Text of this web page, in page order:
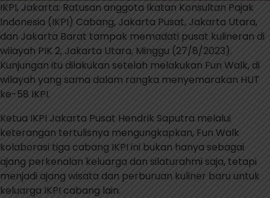
IKPI, Jakarta: Ratusan anggota Ikatan Konsultan Pajak
Indonesia (IKPI) Cabang, Jakarta Pusat, Jakarta Utara,
dan Jakarta Barat tampak memadati pusat kulineran di
wilayah PIK 2, Jakarta Utara, Minggu (27/8/2023).
Kunjungan itu dilakukan setelah melakukan Fun Walk, di
wilayah yang sama dalam rangka menyemarakan HUT
ke-58 IKPI.
Ketua IKPI Jakarta Pusat Hendrik Saputra melalui
keterangan tertulisnya mengungkapkan, Fun Walk
kolaborasi tiga cabang IKPI ini bukan hanya sebagai
ajang perkenalan keluarga dan silaturahmi saja, tetapi
menjadi ajang wisata dan perburuan kuliner baru untuk
keluarga IKPI cabang lain.